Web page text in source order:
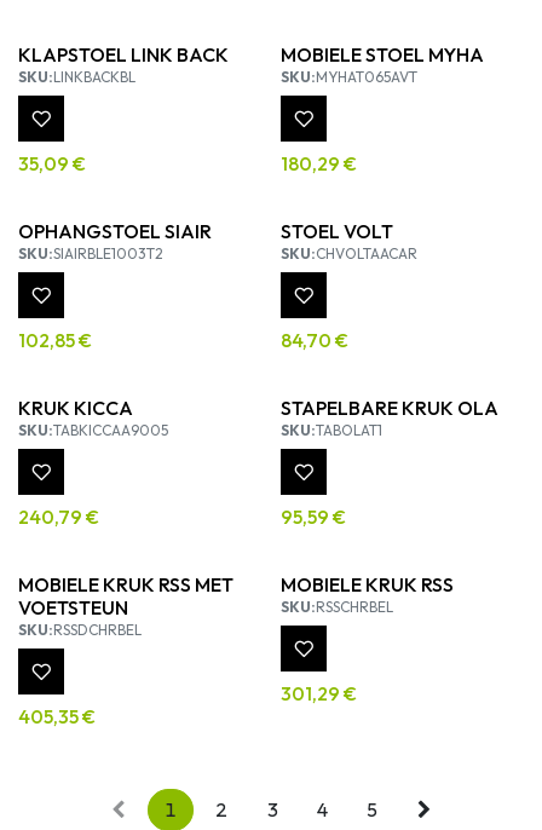
KLAPSTOEL LINK BACK
SKU:LINKBACKBL
35,09 €
MOBIELE STOEL MYHA
SKU:MYHAT065AVT
180,29 €
OPHANGSTOEL SIAIR
SKU:SIAIRBLE1003T2
102,85€
STOEL VOLT
SKU:CHVOLTAACAR
84,70 €
KRUK KICCA
SKU:TABKICCAA9005
240,79 €
STAPELBARE KRUK OLA
SKU:TABOLAT1
95,59 €
MOBIELE KRUK RSS MET
VOETSTEUN
SKU:RSSDCHRBEL
405,35€
MOBIELE KRUK RSS
SKU:RSSCHRBEL
301,29 €
1 2 3 4 5